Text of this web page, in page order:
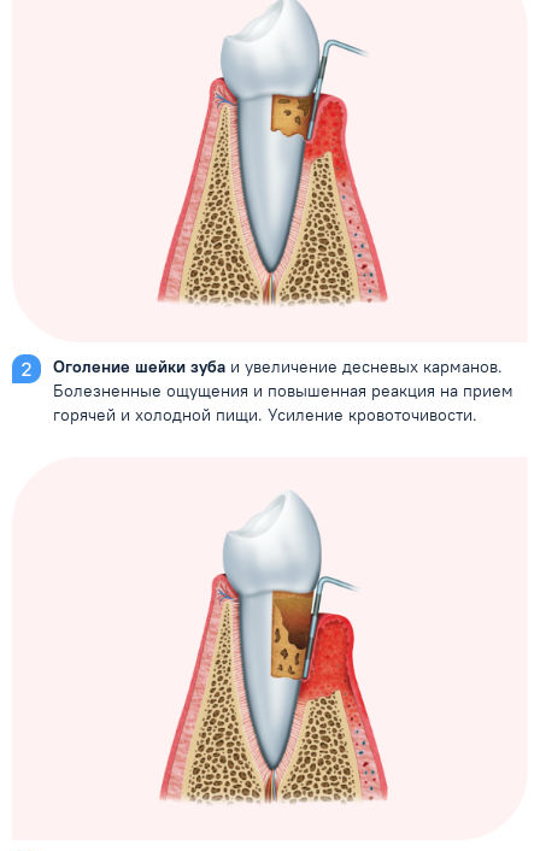
Оголение шейки зуба и увеличение десневых карманов.
Болезненные ощущения и повышенная реакция на прием
горячей и холодной пищи. Усиление кровоточивости.